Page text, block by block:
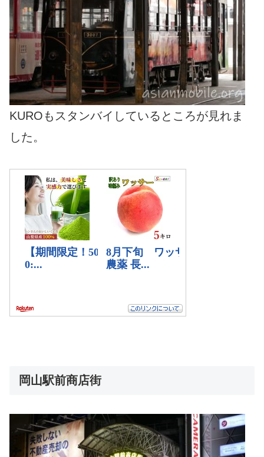
KUROもスタンバイしているところが見れま
した。
岡山駅前商店街